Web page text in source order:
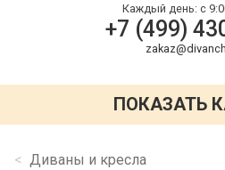
Каждый день: с
+7 (499)
ПОКАЗАТЬ
Диваны и кресла